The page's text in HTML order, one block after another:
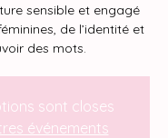
sensible et engagé
de l’identité et
des mots.
sont closes
événements